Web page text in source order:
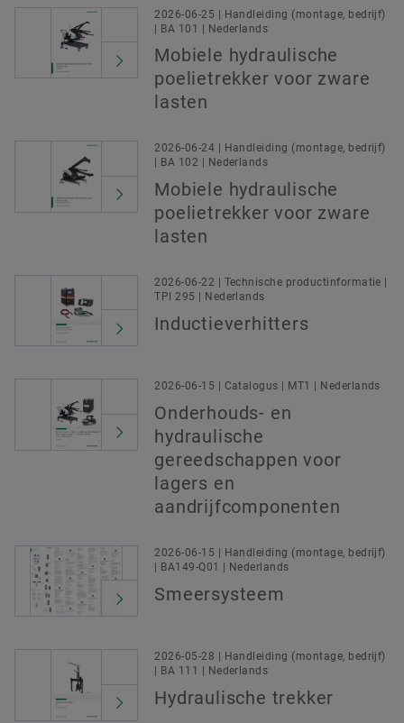
2026-06-25 | Handleiding (montage, bedrijf)
| BA 101 | Nederlands
Mobiele hydraulische
poelietrekker voor zware
lasten
2026-06-24 | Handleiding (montage, bedrijf)
| BA 102 | Nederlands
Mobiele hydraulische
poelietrekker voor zware
lasten
2026-06-22 | Technische productinformatie |
TPI 295 | Nederlands
Inductieverhitters
2026-06-15 | Catalogus | MT1 | Nederlands
Onderhouds- en
hydraulische
gereedschappen voor
lagers en
aandrijfcomponenten
2026-06-15 | Handleiding (montage, bedrijf)
| BA149-Q01 | Nederlands
Smeersysteem
2026-05-28 | Handleiding (montage, bedrijf)
| BA 111 | Nederlands
Hydraulische trekker